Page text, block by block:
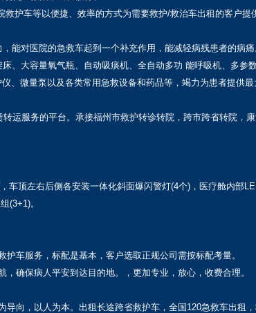
护车等以便捷、效率的方式为需要救护/救治车出租的客户提
能对医院的急救车起到一个补充作用，能减轻病残患者的病痛
大容量氧气瓶、自动吸痰机、全自动多功 能呼吸机、多参
微量泵以及各类常用急救设备和药品等，竭力为患者提供最
服务的平台。承接福州市救护转诊转院，跨市跨省转院，
顶左右后侧各安装一体化斜面爆闪警灯(4个)，医疗舱内部
(3+1)。
车服务，标配是基本，客户选取正规公司需按标配考量。
确保病人平安到达目的地。，更加专业，放心，收费合理。
向，以人为本。出租长途跨省救护车，全国120急救车出租